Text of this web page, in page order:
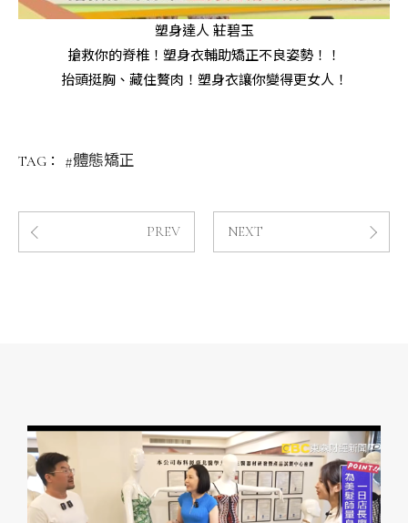
塑身達人 莊碧玉
搶救你的脊椎！塑身衣輔助矯正不良姿勢！！
抬頭挺胸、藏住贅肉！塑身衣讓你變得更女人！
TAG： #體態矯正
PREV NEXT